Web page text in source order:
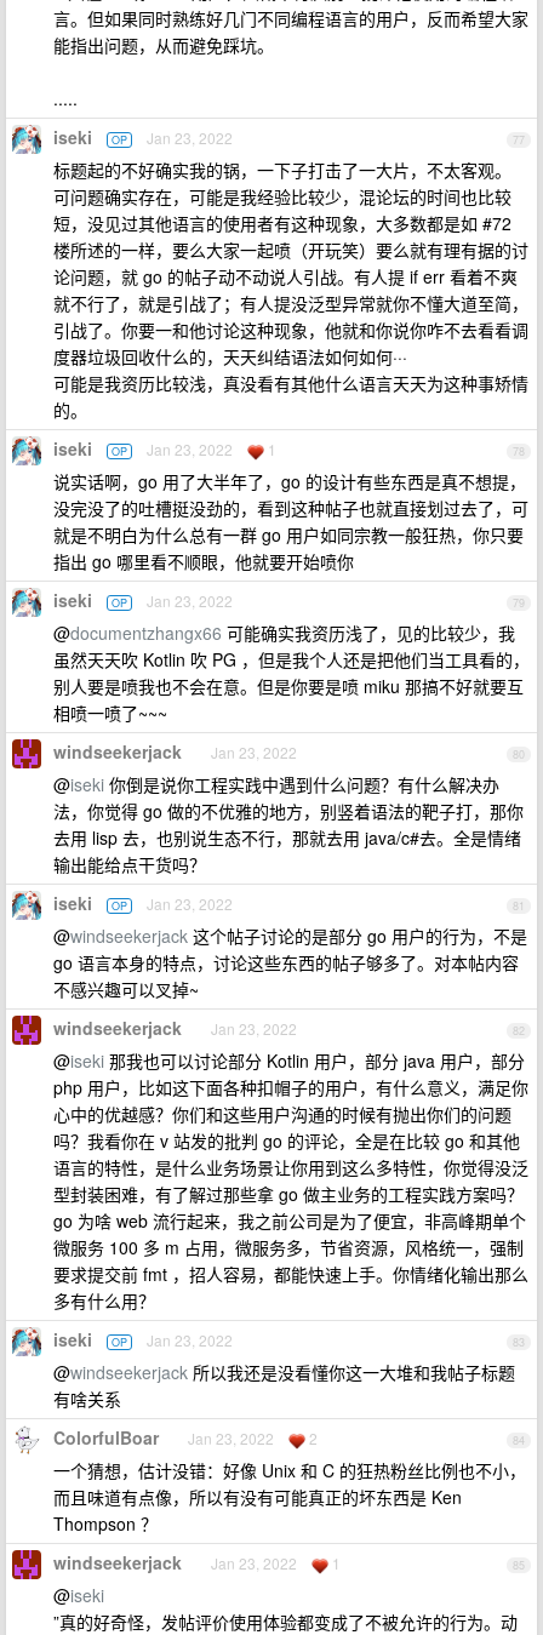
言。但如果同时熟练好几门不同编程语言的用户，反而希望大家
能指出问题，从而避免踩坑。
.....
77
iseki OP Jan 23, 2022
标题起的不好确实我的锅，一下子打击了一大片，不太客观。
可问题确实存在，可能是我经验比较少，混论坛的时间也比较
短，没见过其他语言的使用者有这种现象，大多数都是如 #72
楼所述的一样，要么大家一起喷（开玩笑）要么就有理有据的讨
论问题，就 go 的帖子动不动说人引战。有人提 if err 看着不爽
就不行了，就是引战了；有人提没泛型异常就你不懂大道至简，
引战了。你要一和他讨论这种现象，他就和你说你咋不去看看调
度器垃圾回收什么的，天天纠结语法如何如何···
可能是我资历比较浅，真没看有其他什么语言天天为这种事矫情
的。
78
iseki OP Jan 23, 2022 1
说实话啊，go 用了大半年了，go 的设计有些东西是真不想提，
没完没了的吐槽挺没劲的，看到这种帖子也就直接划过去了，可
就是不明白为什么总有一群 go 用户如同宗教一般狂热，你只要
指出 go 哪里看不顺眼，他就要开始喷你
79
iseki OP Jan 23, 2022
@documentzhangx66 可能确实我资历浅了，见的比较少，我
虽然天天吹 Kotlin 吹 PG ，但是我个人还是把他们当工具看的，
别人要是喷我也不会在意。但是你要是喷 miku 那搞不好就要互
相喷一喷了~~~
80
windseekerjack Jan 23, 2022
@iseki 你倒是说你工程实践中遇到什么问题？有什么解决办
法，你觉得 go 做的不优雅的地方，别竖着语法的靶子打，那你
去用 lisp 去，也别说生态不行，那就去用 java/c#去。全是情绪
输出能给点干货吗？
81
iseki OP Jan 23, 2022
@windseekerjack 这个帖子讨论的是部分 go 用户的行为，不是
go 语言本身的特点，讨论这些东西的帖子够多了。对本帖内容
不感兴趣可以叉掉~
82
windseekerjack Jan 23, 2022
@iseki 那我也可以讨论部分 Kotlin 用户，部分 java 用户，部分
php 用户，比如这下面各种扣帽子的用户，有什么意义，满足你
心中的优越感？你们和这些用户沟通的时候有抛出你们的问题
吗？我看你在 v 站发的批判 go 的评论，全是在比较 go 和其他
语言的特性，是什么业务场景让你用到这么多特性，你觉得没泛
型封装困难，有了解过那些拿 go 做主业务的工程实践方案吗？
go 为啥 web 流行起来，我之前公司是为了便宜，非高峰期单个
微服务 100 多 m 占用，微服务多，节省资源，风格统一，强制
要求提交前 fmt ，招人容易，都能快速上手。你情绪化输出那么
多有什么用？
83
iseki OP Jan 23, 2022
@windseekerjack 所以我还是没看懂你这一大堆和我帖子标题
有啥关系
84
ColorfulBoar Jan 23, 2022 2
一个猜想，估计没错：好像 Unix 和 C 的狂热粉丝比例也不小，
而且味道有点像，所以有没有可能真正的坏东西是 Ken
Thompson ？
85
windseekerjack Jan 23, 2022 1
@iseki
”真的好奇怪，发帖评价使用体验都变成了不被允许的行为。动